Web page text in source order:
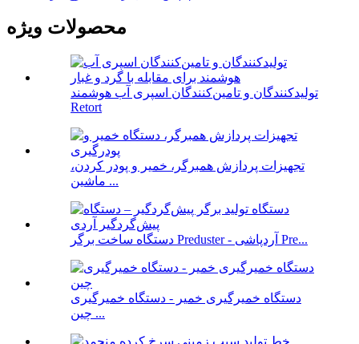
محصولات ویژه
تولیدکنندگان و تامین‌کنندگان اسپری آب هوشمند
Retort
تجهیزات پردازش همبرگر، خمیر و پودر کردن،
ماشین ...
دستگاه ساخت برگر Preduster - آردپاشی Pre...
دستگاه خمیرگیری خمیر - دستگاه خمیرگیری
چین ...